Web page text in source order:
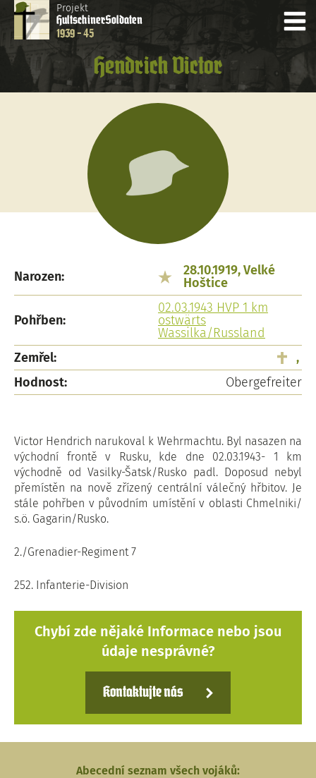
Projekt
HultschinerSoldaten
1939 - 45
Hendrich Victor
Narozen:
28.10.1919, Velké
Hoštice
Pohřben:
02.03.1943 HVP 1 km
ostwärts
Wassilka/Russland
Zemřel:
,
Hodnost:
Obergefreiter
Victor Hendrich narukoval k Wehrmachtu. Byl nasazen na
východní frontě v Rusku, kde dne 02.03.1943- 1 km
východně od Vasilky-Šatsk/Rusko padl. Doposud nebyl
přemístěn na nově zřízený centrální válečný hřbitov. Je
stále pohřben v původním umístění v oblasti Chmelniki/
s.ö. Gagarin/Rusko.
2./Grenadier-Regiment 7
252. Infanterie-Division
Chybí zde nějaké Informace nebo jsou
údaje nesprávné?
Kontaktujte nás
Abecední seznam všech vojáků: